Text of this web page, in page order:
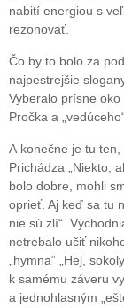
nabití energiou s
rezonovať.
Čo by to bolo za
najpestrejšie
Vyberalo prísne
Pročka a
A konečne je tu ten,
Prichádza „Niekto,
bolo dobre, mohli
oprieť. Aj keď sa tu
nie sú zlí“.
netrebalo učiť
„hymna“ „Hej,
k samému záveru
a jednohlasným